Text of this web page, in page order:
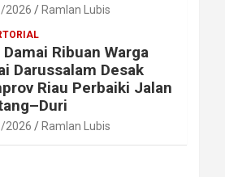
2026 Ramlan Lubis
Ribuan Warga
Darussalam Desak
Riau Perbaiki Jalan
2026 Ramlan Lubis